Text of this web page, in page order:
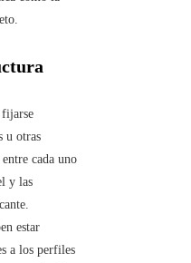
fijarse
u otras
cada uno
y las
estar
a los perfiles